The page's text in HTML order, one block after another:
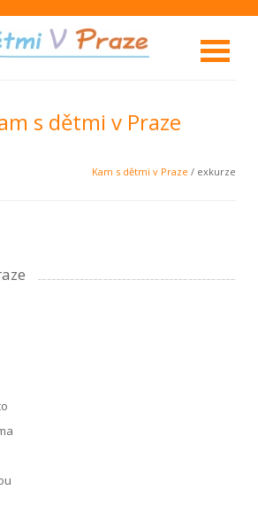
s dětmi v Praze
Kam s dětmi v Praze / exkurze